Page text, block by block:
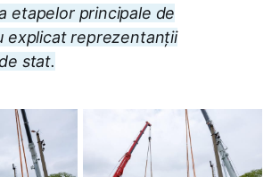
etapelor principale de
explicat reprezentanții
stat.